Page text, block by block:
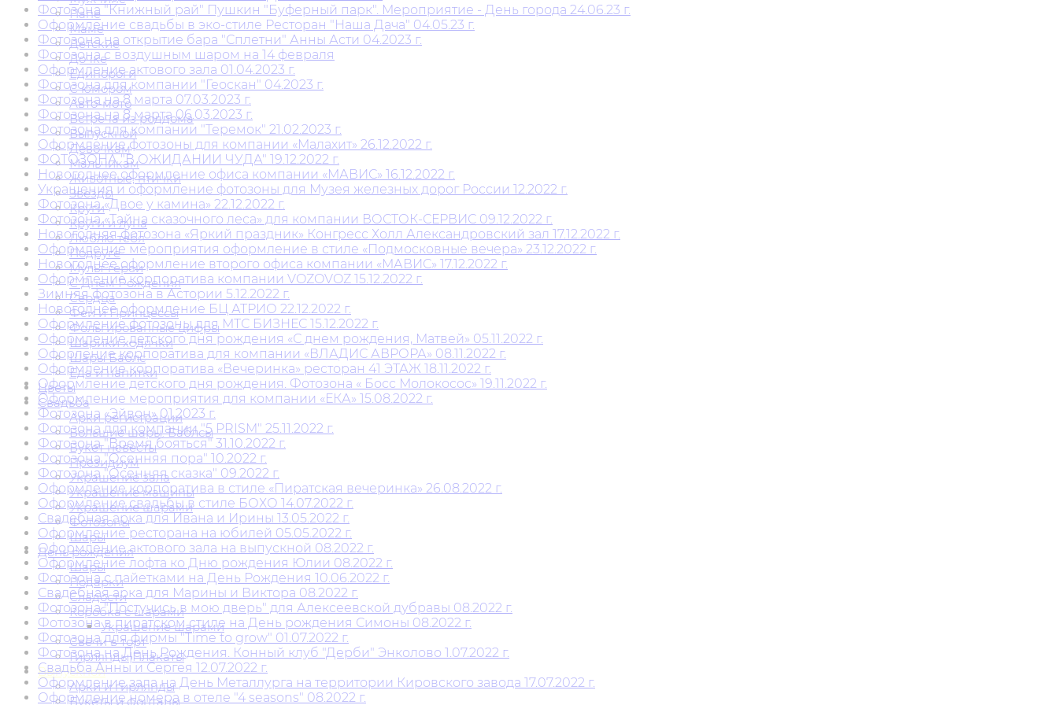
Папе
Маме
Детские
Дочке
Единороги
С юмором
Авто-мото
Встреча из роддома
Выпускной
Девочкам
Мальчикам
Животные, птички
Звезды
Круги
Круги и луна
Люблю тебя
Подруге
Мульт герои
С Днем Рождения
Сердца
Феи и Принцессы
Фольгированные цифры
Шарики ходячки
Шары Баблс
Еда и напитки
Цветы
Свадьба
Арки регистрации
Большие шары. Баблсы
Букет невесты
Президиум
Украшение зала
Украшение машины
Украшение шарами
Фотозоны
Шары
День рождения
Шары
Подарки
Сладости
Коробка с шарами
Украшение шарами
Свечи в торт
Гирлянды|Плакаты
Выпускной
Арки и гирлянды
Букеты и фонтаны
Фотозона "Книжный рай" Пушкин "Буферный парк". Мероприятие - День города 24.06.23 г.
Оформление свадьбы в эко-стиле Ресторан "Наша Дача" 04.05.23 г.
Фотозона на открытие бара "Сплетни" Анны Асти 04.2023 г.
Фотозона с воздушным шаром на 14 февраля
Оформление актового зала 01.04.2023 г.
Фотозона для компании "Геоскан" 04.2023 г.
Фотозона на 8 марта 07.03.2023 г.
Фотозона на 8 марта 06.03.2023 г.
Фотозона для компании "Теремок" 21.02.2023 г.
Оформление фотозоны для компании «Малахит» 26.12.2022 г.
ФОТОЗОНА "В ОЖИДАНИИ ЧУДА" 19.12.2022 г.
Новогоднее оформление офиса компании «МАВИС» 16.12.2022 г.
Украшения и оформление фотозоны для Музея железных дорог России 12.2022 г.
Фотозона «Двое у камина» 22.12.2022 г.
Фотозона «Тайна сказочного леса» для компании ВОСТОК-СЕРВИС 09.12.2022 г.
Новогодняя фотозона «Яркий праздник» Конгресс Холл Александровский зал 17.12.2022 г.
Оформление мероприятия оформление в стиле «Подмосковные вечера» 23.12.2022 г.
Новогоднее оформление второго офиса компании «МАВИС» 17.12.2022 г.
Оформление корпоратива компании VOZOVOZ 15.12.2022 г.
Зимняя фотозона в Астории 5.12.2022 г.
Новогоднее оформление БЦ АТРИО 22.12.2022 г.
Оформление фотозоны для МТС БИЗНЕС 15.12.2022 г.
Оформление детского дня рождения «С днем рождения, Матвей» 05.11.2022 г.
Офорление корпоратива для компании «ВЛАДИС АВРОРА» 08.11.2022 г.
Оформление корпоратива «Вечеринка» ресторан 41 ЭТАЖ 18.11.2022 г.
Оформление детского дня рождения. Фотозона « Босс Молокосос» 19.11.2022 г.
Оформление мероприятия для компании «ЕКА» 15.08.2022 г.
Фотозона «Эйвон» 01.2023 г.
Фотозона для компании "5 PRISM" 25.11.2022 г.
Фотозона "Время бояться" 31.10.2022 г.
Фотозона "Осенняя пора" 10.2022 г.
Фотозона "Осенняя сказка" 09.2022 г.
Оформление корпоратива в стиле «Пиратская вечеринка» 26.08.2022 г.
Оформление свадьбы в стиле БОХО 14.07.2022 г.
Свадебная арка для Ивана и Ирины 13.05.2022 г.
Оформление ресторана на юбилей 05.05.2022 г.
Оформление актового зала на выпускной 08.2022 г.
Оформление лофта ко Дню рождения Юлии 08.2022 г.
Фотозона с пайетками на День Рождения 10.06.2022 г.
Свадебная арка для Марины и Виктора 08.2022 г.
Фотозона "Постучись в мою дверь" для Алексеевской дубравы 08.2022 г.
Фотозона в пиратском стиле на День рождения Симоны 08.2022 г.
Фотозона для фирмы "Time to grow" 01.07.2022 г.
Фотозона на День Рождения. Конный клуб "Дерби" Энколово 1.07.2022 г.
Свадьба Анны и Сергея 12.07.2022 г.
Оформление зала на День Металлурга на территории Кировского завода 17.07.2022 г.
Оформление номера в отеле "4 seasons" 08.2022 г.